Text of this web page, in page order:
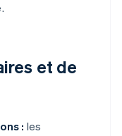
et de
: les